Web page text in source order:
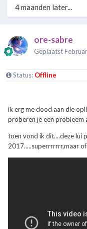
4 maanden later...
ore-sabre
Geplaatst
Status: Offline
ik erg me dood aan die
proberen je een probleem
toen vond ik dit....deze lui
2017.....superrrrrrr,maar